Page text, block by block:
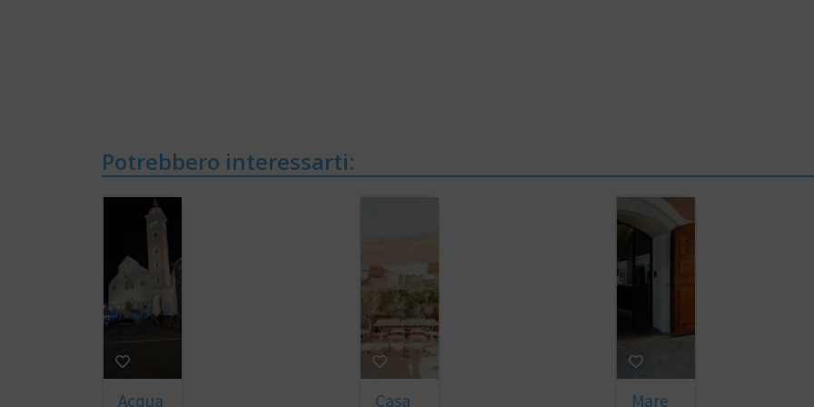
Potrebbero interessarti:
Acqua Casa Mare